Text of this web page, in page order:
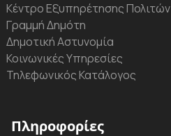
Κέντρο Εξυπηρέτησης Πολιτών
Γραμμή Δημότη
Δημοτική Αστυνομία
Κοινωνικές Υπηρεσίες
Τηλεφωνικός Κατάλογος
Πληροφορίες